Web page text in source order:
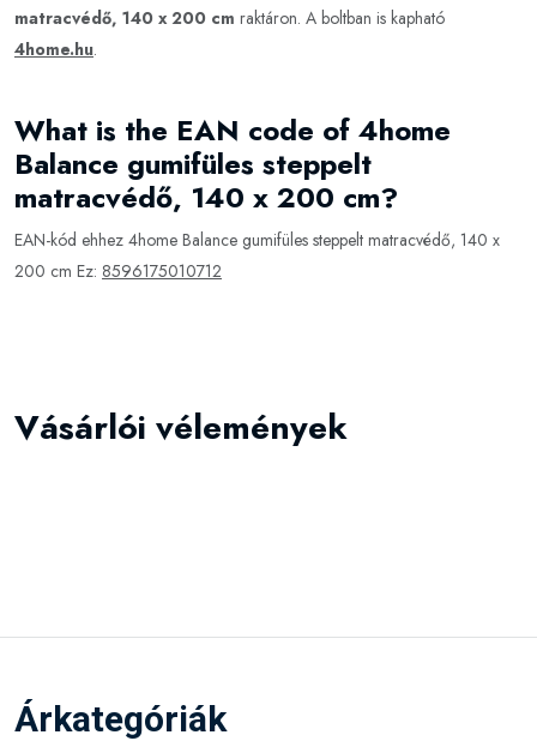
matracvédő, 140 x 200 cm raktáron. A boltban is kapható
4home.hu.
What is the EAN code of 4home
Balance gumifüles steppelt
matracvédő, 140 x 200 cm?
EAN-kód ehhez 4home Balance gumifüles steppelt matracvédő, 140 x
200 cm Ez: 8596175010712
Vásárlói vélemények
Árkategóriák